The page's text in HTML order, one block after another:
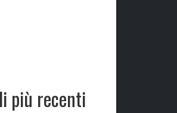
più recenti